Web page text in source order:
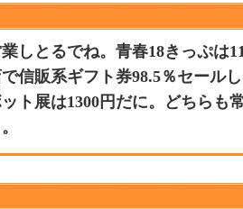
しとるでね。青春18きっぷは
信販系ギフト券98.5％セール
ト展は1300円だに。どちらも